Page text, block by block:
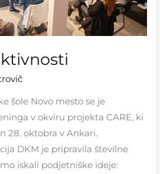
šole Novo mesto se je
v okviru projekta CARE, ki
28. oktobra v Ankari.
DKM je pripravila številne
iskali podjetniške ideje: